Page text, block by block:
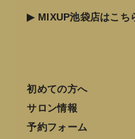
▶ MIXUP池袋店はこち
初めての方へ
サロン情報
予約フォーム